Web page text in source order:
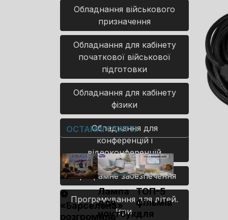
Обладнання військового
призначення
Обладнання для кабінету
початкової військової
підготовки
Обладнання для кабінету
фізики
Обладнання для
конференцій і
відеоконференцій
Програмне забезпечення
Програмування для дітей.
Ігри.
ОСТАННІ СТАТТІ
⚽
«Барселона»
розгромила
Лампа
для
ноутбука
ТОП-5
фільмів
для